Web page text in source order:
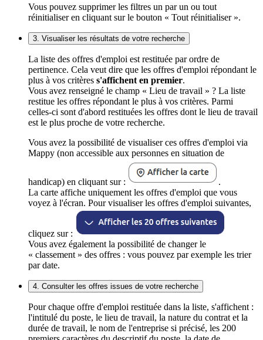
Vous pouvez supprimer les filtres un par un ou tout
réinitialiser en cliquant sur le bouton « Tout réinitialiser ».
3. Visualiser les résultats de votre recherche
La liste des offres d'emploi est restituée par ordre de
pertinence. Cela veut dire que les offres d'emploi répondant le
plus à vos critères s'affichent en premier.
Vous avez renseigné le champ « Lieu de travail » ? La liste
restitue les offres répondant le plus à vos critères. Parmi
celles-ci sont d'abord restituées les offres dont le lieu de travail
est le plus proche de votre recherche.
Vous avez la possibilité de visualiser ces offres d'emploi via
Mappy (non accessible aux personnes en situation de
handicap) en cliquant sur :
.
La carte affiche uniquement les offres d'emploi que vous
voyez à l'écran. Pour visualiser les offres d'emploi suivantes,
cliquez sur :
Vous avez également la possibilité de changer le
« classement » des offres : vous pouvez par exemple les trier
par date.
4. Consulter les offres issues de votre recherche
Pour chaque offre d'emploi restituée dans la liste, s'affichent :
l'intitulé du poste, le lieu de travail, la nature du contrat et la
durée de travail, le nom de l'entreprise si précisé, les 200